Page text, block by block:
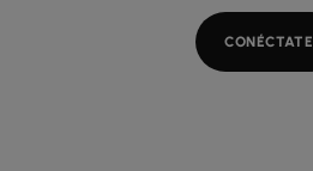
CONÉCTATE